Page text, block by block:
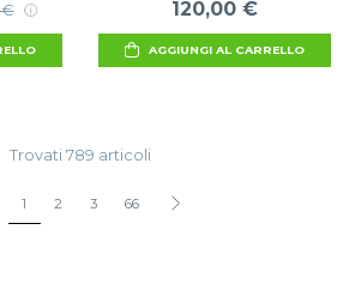
€ 120,00 €
AGGIUNGI AL CARRELLO
Trovati 789 articoli
1 2 3 66